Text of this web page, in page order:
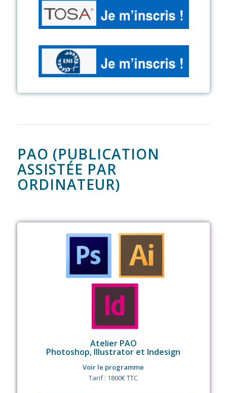
PAO (PUBLICATION
ASSISTÉE PAR
ORDINATEUR)
Atelier PAO
Photoshop, Illustrator et Indesign
Voir le programme
Tarif : 1800€ TTC